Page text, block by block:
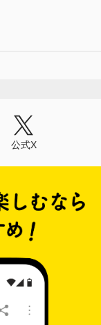
公式X